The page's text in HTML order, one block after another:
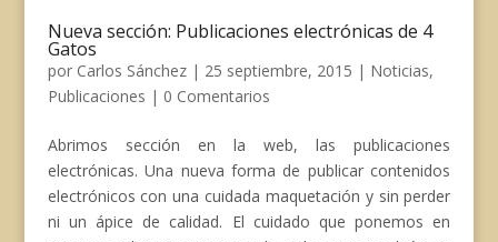
k
p
s
m
k
Nueva sección: Publicaciones electrónicas de 4
Gatos
por Carlos Sánchez| 25 septiembre, 2015 | Noticias,
Publicaciones | 0 Comentarios
Abrimos sección en la web, las publicaciones
electrónicas. Una nueva forma de publicar contenidos
electrónicos con una cuidada maquetación y sin perder
ni un ápice de calidad. El cuidado que ponemos en